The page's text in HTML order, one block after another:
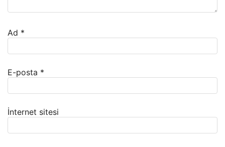
Ad *
E-posta *
İnternet sitesi